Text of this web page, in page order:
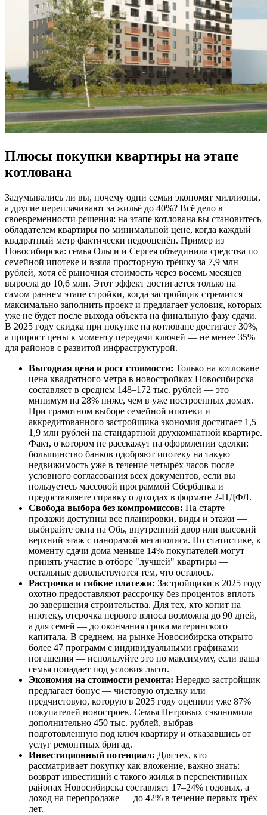
Плюсы покупки квартиры на этапе
котлована
Задумывались ли вы, почему одни семьи экономят миллионы,
а другие переплачивают за жильё до 40%? Всё дело в
своевременности решения: на этапе котлована вы становитесь
обладателем квартиры по минимальной цене, когда каждый
квадратный метр фактически недооценён. Пример из
Новосибирска: семья Ольги и Сергея объединила средства по
семейной ипотеке и взяла просторную трёшку за 7,9 млн
рублей, хотя её рыночная стоимость через восемь месяцев
выросла до 10,6 млн. Этот эффект достигается только на
самом раннем этапе стройки, когда застройщик стремится
максимально заполнить проект и предлагает условия, которых
уже не будет после выхода объекта на финальную фазу сдачи.
В 2025 году скидка при покупке на котловане достигает 30%,
а прирост цены к моменту передачи ключей — не менее 35%
для районов с развитой инфраструктурой.
Выгодная цена и рост стоимости: Только на котловане
цена квадратного метра в новостройках Новосибирска
составляет в среднем 148–172 тыс. рублей — это
минимум на 28% ниже, чем в уже построенных домах.
При грамотном выборе семейной ипотеки и
аккредитованного застройщика экономия достигает 1,5–
1,9 млн рублей на стандартной двухкомнатной квартире.
Факт, о котором не расскажут на оформлении сделки:
большинство банков одобряют ипотеку на такую
недвижимость уже в течение четырёх часов после
условного согласования всех документов, если вы
пользуетесь массовой программой Сбербанка и
предоставляете справку о доходах в формате 2-НДФЛ.
Свобода выбора без компромиссов: На старте
продажи доступны все планировки, виды и этажи —
выбирайте окна на Обь, внутренний двор или высокий
верхний этаж с панорамой мегаполиса. По статистике, к
моменту сдачи дома меньше 14% покупателей могут
принять участие в отборе "лучшей" квартиры —
остальные довольствуются тем, что осталось.
Рассрочка и гибкие платежи: Застройщики в 2025 году
охотно предоставляют рассрочку без процентов вплоть
до завершения строительства. Для тех, кто копит на
ипотеку, отсрочка первого взноса возможна до 90 дней,
а для семей — до окончания срока материнского
капитала. В среднем, на рынке Новосибирска открыто
более 47 программ с индивидуальными графиками
погашения — используйте это по максимуму, если ваша
семья попадает под условия льгот.
Экономия на стоимости ремонта: Нередко застройщик
предлагает бонус — чистовую отделку или
предчистовую, которую в 2025 году оценили уже 87%
покупателей новостроек. Семья Петровых сэкономила
дополнительно 450 тыс. рублей, выбрав
подготовленную под ключ квартиру и отказавшись от
услуг ремонтных бригад.
Инвестиционный потенциал: Для тех, кто
рассматривает покупку как вложение, важно знать:
возврат инвестиций с такого жилья в перспективных
районах Новосибирска составляет 17–24% годовых, а
доход на перепродаже — до 42% в течение первых трёх
лет.